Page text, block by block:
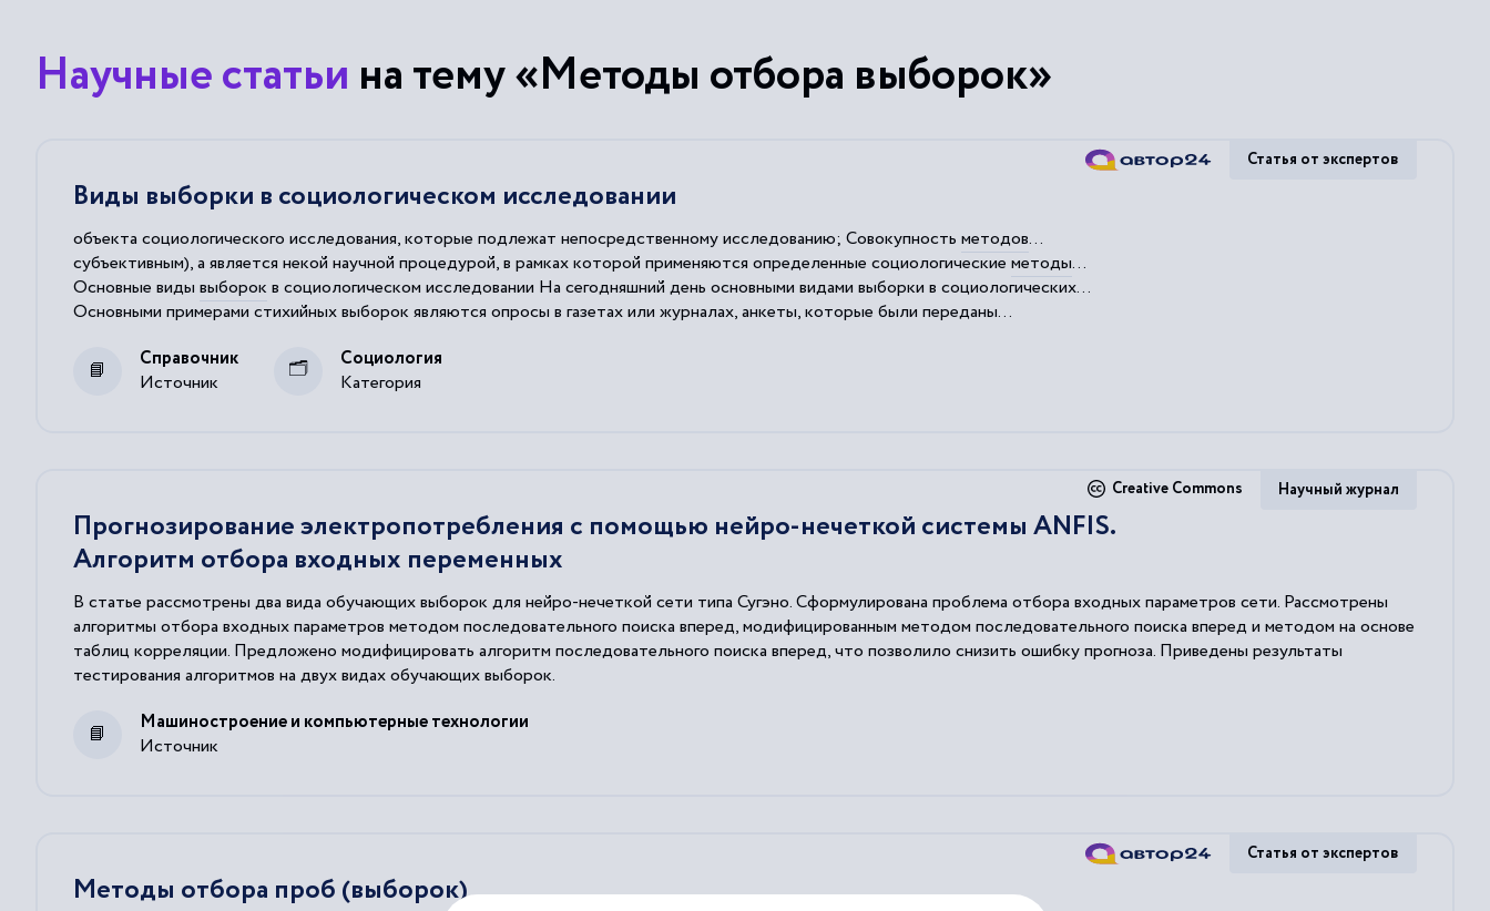
Научные статьи на тему «Методы отбора выборок»
Виды выборки в социологическом исследовании
объекта социологического исследования, которые подлежат непосредственному исследованию; Совокупность методов...
субъективным), а является некой научной процедурой, в рамках которой применяются определенные социологические методы...
Основные виды выборок в социологическом исследовании На сегодняшний день основными видами выборки в социологических...
Основными примерами стихийныхвыборок являются опросы в газетах или журналах, анкеты, которые были переданы...
Источник
Справочник
Категория
Социология
Статья от экспертов
Прогнозирование электропотребления с помощью нейро-нечеткой системы ANFIS.
Алгоритм отбора входных переменных
В статье рассмотрены два вида обучающих выборок для нейро-нечеткой сети типа Сугэно. Сформулирована проблема отбора входных параметров сети. Рассмотрены
алгоритмы отбора входных параметров методом последовательного поиска вперед, модифицированным методом последовательного поиска вперед и методом на основе
таблиц корреляции. Предложено модифицировать алгоритм последовательного поиска вперед, что позволило снизить ошибку прогноза. Приведены результаты
тестирования алгоритмов на двух видах обучающих выборок.
Источник
Машиностроение и компьютерные технологии
Creative Commons Научный журнал
Методы отбора проб (выборок)
Статья от экспертов